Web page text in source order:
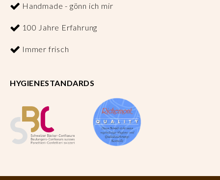
Handmade - gönn ich mir
100 Jahre Erfahrung
Immer frisch
HYGIENESTANDARDS